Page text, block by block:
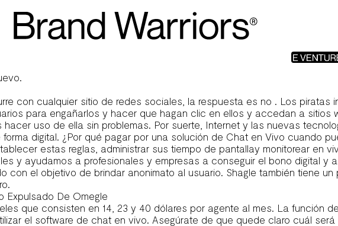
pero se encuentra disponible para hacerlos más interesantes.
Existen tantas propuestas personas cercanas y país, si deseas
permite a los usuarios chatear con extraños al azar sobre ciertos
mejorar la flexibilidad con la que los usuarios interactúan entre sí. Sin
un poco de retraso. Los usuarios pueden mantener hasta tres
con cualquier sitio de redes sociales, la respuesta es no . Los piratas
para engañarlos y hacer que hagan clic en ellos y accedan a sitios
uso de ella sin problemas. Por suerte, Internet y las nuevas
digital. ¿Por qué pagar por una solución de Chat en Vivo cuando
estas reglas, administrar sus tiempo de pantallay monitorear en
y ayudamos a profesionales y empresas a conseguir el bono digital y
el objetivo de brindar anonimato al usuario. Shagle también tiene un
Expulsado De Omegle
que consisten en 14, 23 y 40 dólares por agente al mes. La función
el software de chat en vivo. Asegúrate de que quede claro cuál